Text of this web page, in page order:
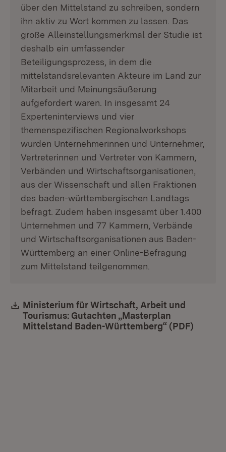
über den Mittelstand zu schreiben, sondern
ihn aktiv zu Wort kommen zu lassen. Das
große Alleinstellungsmerkmal der Studie ist
deshalb ein umfassender
Beteiligungsprozess, in dem die
mittelstandsrelevanten Akteure im Land zur
Mitarbeit und Meinungsäußerung
aufgefordert waren. In insgesamt 24
Experteninterviews und vier
themenspezifischen Regionalworkshops
wurden Unternehmerinnen und Unternehmer,
Vertreterinnen und Vertreter von Kammern,
Verbänden und Wirtschaftsorganisationen,
aus der Wissenschaft und allen Fraktionen
des baden-württembergischen Landtags
befragt. Zudem haben insgesamt über 1.400
Unternehmen und 77 Kammern, Verbände
und Wirtschaftsorganisationen aus Baden-
Württemberg an einer Online-Befragung
zum Mittelstand teilgenommen.
Download:
Ministerium für Wirtschaft, Arbeit und
Tourismus: Gutachten „Masterplan
Mittelstand Baden-Württemberg“ (PDF)